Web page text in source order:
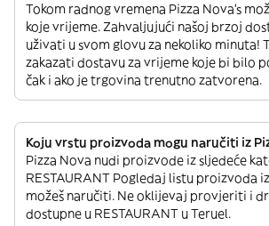
Tokom radnog vremena Pizza Nova’s
koje vrijeme. Zahvaljujući našoj brzoj
uživati u svom glovu za nekoliko minuta!
zakazati dostavu za vrijeme koje bi bilo
čak i ako je trgovina trenutno zatvorena.
Koju vrstu proizvoda mogu naručiti iz
Pizza Nova nudi proizvode iz sljedeće
RESTAURANT Pogledaj listu proizvoda
možeš naručiti. Ne oklijevaj provjeriti i
dostupne u RESTAURANT u Teruel.